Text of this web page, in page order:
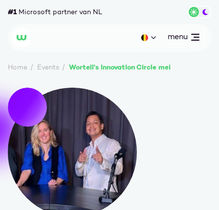
#1Microsoft partner van NL
Wortell Huidige taal: be
open
menu
Home Events Wortell's Innovation Circle mei